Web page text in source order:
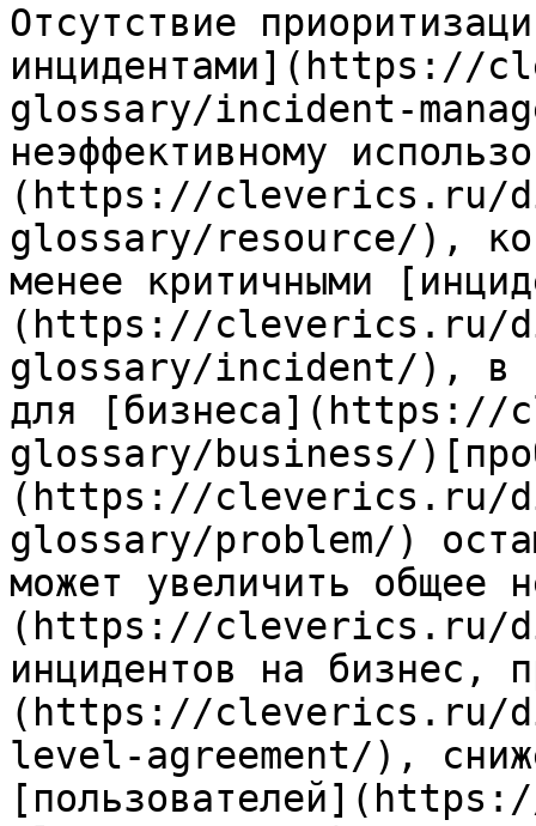
Отсутствие
glossary/incident-
неэффективному
(https://cleverics.ru/
glossary/resource/),
менее критичными
(https://cleverics.ru/
glossary/incident/), в
для
glossary/business/
(https://cleverics.ru/
glossary/problem/)
может увеличить общее
(https://cleverics.ru/
инцидентов на бизнес,
(https://cleverics.ru/
level-agreement/),